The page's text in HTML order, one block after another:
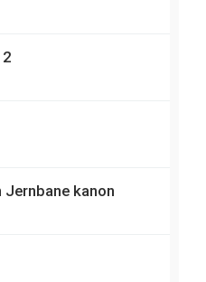
kanon